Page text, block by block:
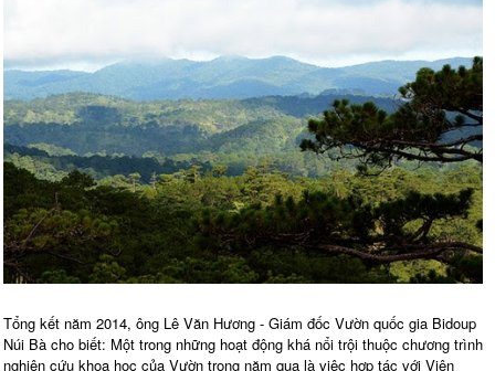
Tổng kết năm 2014, ông Lê Văn Hương - Giám đốc Vườn quốc gia Bidoup
Núi Bà cho biết: Một trong những hoạt động khá nổi trội thuộc chương trình
nghiên cứu khoa học của Vườn trong năm qua là việc hợp tác với Viện